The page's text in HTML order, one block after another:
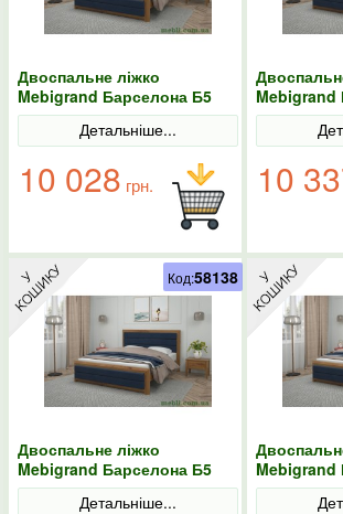
Двоспальне ліжко
Mebigrand Барселона Б5
Горіх світлий/Аляска 97
Детальніше...
10 028 грн.
Mebigrand
Горіх
10
Двоспальне ліжко
Mebigrand Барселона Б5
Горіх світлий/Аляска 97
Детальніше...
Код:58138
Mebigrand
Горіх